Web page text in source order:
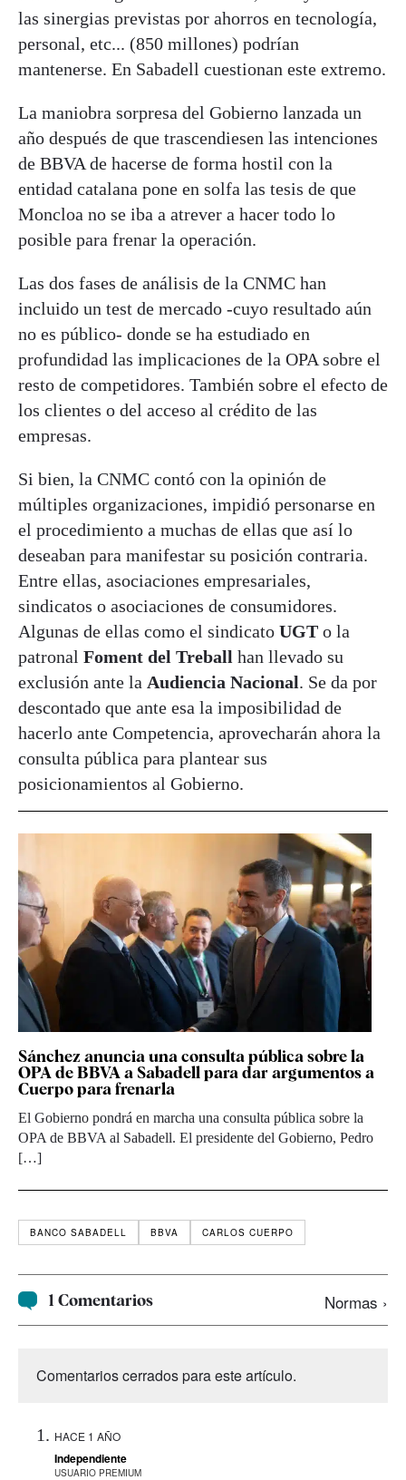
las sinergias previstas por ahorros en tecnología,
personal, etc... (850 millones) podrían
mantenerse. En Sabadell cuestionan este extremo.
La maniobra sorpresa del Gobierno lanzada un
año después de que trascendiesen las intenciones
de BBVA de hacerse de forma hostil con la
entidad catalana pone en solfa las tesis de que
Moncloa no se iba a atrever a hacer todo lo
posible para frenar la operación.
Las dos fases de análisis de la CNMC han
incluido un test de mercado -cuyo resultado aún
no es público- donde se ha estudiado en
profundidad las implicaciones de la OPA sobre el
resto de competidores. También sobre el efecto de
los clientes o del acceso al crédito de las
empresas.
Si bien, la CNMC contó con la opinión de
múltiples organizaciones, impidió personarse en
el procedimiento a muchas de ellas que así lo
deseaban para manifestar su posición contraria.
Entre ellas, asociaciones empresariales,
sindicatos o asociaciones de consumidores.
Algunas de ellas como el sindicato UGT o la
patronal Foment del Treball han llevado su
exclusión ante la Audiencia Nacional. Se da por
descontado que ante esa la imposibilidad de
hacerlo ante Competencia, aprovecharán ahora la
consulta pública para plantear sus
posicionamientos al Gobierno.
Sánchez anuncia una consulta pública sobre la
OPA de BBVA a Sabadell para dar argumentos a
Cuerpo para frenarla
El Gobierno pondrá en marcha una consulta pública sobre la
OPA de BBVA al Sabadell. El presidente del Gobierno, Pedro
[…]
BANCO SABADELL BBVA CARLOS CUERPO
1 Comentarios Normas ›
Comentarios cerrados para este artículo.
HACE 1 AÑO
Independiente
USUARIO PREMIUM